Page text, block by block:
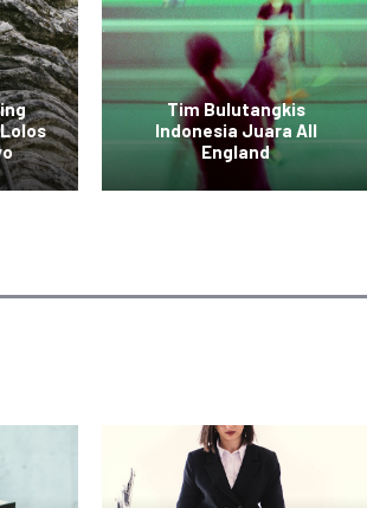
Tim Bulutangkis
Indonesia Juara All
England